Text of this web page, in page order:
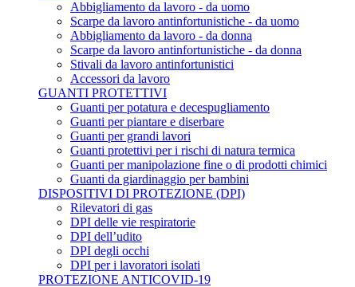
Abbigliamento da lavoro - da uomo
Scarpe da lavoro antinfortunistiche - da uomo
Abbigliamento da lavoro - da donna
Scarpe da lavoro antinfortunistiche - da donna
Stivali da lavoro antinfortunistici
Accessori da lavoro
GUANTI PROTETTIVI
Guanti per potatura e decespugliamento
Guanti per piantare e diserbare
Guanti per grandi lavori
Guanti protettivi per i rischi di natura termica
Guanti per manipolazione fine o di prodotti chimici
Guanti da giardinaggio per bambini
DISPOSITIVI DI PROTEZIONE (DPI)
Rilevatori di gas
DPI delle vie respiratorie
DPI dell’udito
DPI degli occhi
DPI per i lavoratori isolati
PROTEZIONE ANTICOVID-19